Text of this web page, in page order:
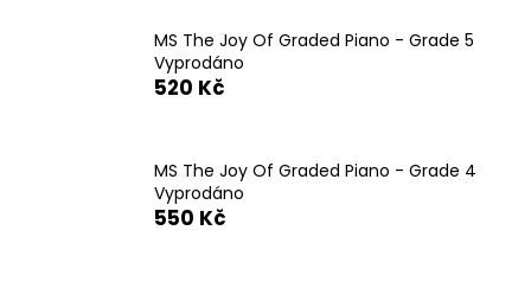
MS The Joy Of Graded Piano - Grade 5
Vyprodáno
520 Kč
MS The Joy Of Graded Piano - Grade 4
Vyprodáno
550 Kč